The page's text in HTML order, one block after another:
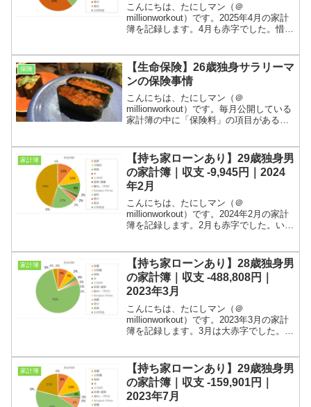
こんにちは、たにしマン（＠
millionworkout）です。2025年4月の家計
簿を記録します。4月も赤字でした。惜し
てまいりましたが、3月から住宅ローンを
背負っ...
保険
【生命保険】26歳独身サラリーマ
ンの保険事情
こんにちは、たにしマン（＠
millionworkout）です。毎月公開している
家計簿の中に「保険料」の項目があるの
「お金持ちになるための黄金の羽根の拾
い方」でもボロカス書...
家計簿
【持ち家ローンあり】29歳独身男
の家計簿｜収支 -9,945円｜2024
年2月
こんにちは、たにしマン（＠
millionworkout）です。2024年2月の家計
簿を記録します。2月も赤字でした。いつ
計簿として記録してまいりましたが、3月
から...
家計簿
【持ち家ローンあり】28歳独身男
の家計簿｜収支 -488,808円｜
2023年3月
こんにちは、たにしマン（＠
millionworkout）です。2023年3月の家計
簿を記録します。3月は大赤字でした。引
郎の家計簿として記録してまいりました
が、今月から...
家計簿
【持ち家ローンあり】29歳独身男
の家計簿｜収支 -159,901円｜
2023年7月